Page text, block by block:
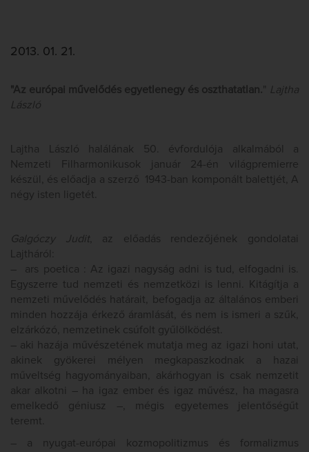
2013. 01. 21.
"Az európai művelődés egyetlenegy és oszthatatlan."
Lajtha
László
Lajtha László halálának 50. évfordulója alkalmából a
Nemzeti Filharmonikusok január 24-én világpremierre
készül, és előadja a szerző 1943-ban komponált balettjét, A
négy isten ligetét.
Galgóczy Judit, az előadás rendezőjének gondolatai
Lajtháról:
– ars poetica : Az igazi nagyság adni is tud, elfogadni is.
Egyszerre tud nemzeti és nemzetközi is lenni. Kitágítja a
nemzeti művelődés határait, befogadja az általános emberi
minden hozzája érkező áramlását, és nem is ismeri a szűk,
elzárkózó, nemzetinek csúfolt gyűlölködést.
– aki hazája művészetének mutatja meg az igazi honi utat,
akinek gyökerei mélyen megkapaszkodnak a hazai
műveltség hagyományaiban, akárhogyan is csak nemzetit
akar alkotni – ha igaz ember és igaz művész, ha magasra
emelkedő géniusz –, mégis egyetemes jelentőségűt
teremt.
– a nyugat-európai kozmopolitizmus és formalizmus